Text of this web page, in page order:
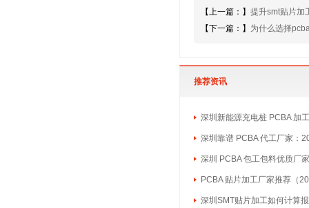
【上一篇：】 提升smt贴片加
【下一篇：】 为什么选择
推荐资讯
深圳新能源充电桩 PCBA 加
深圳靠谱 PCBA 代工厂家：
深圳 PCBA 包工包料优质厂
PCBA 贴片加工厂家推荐（
深圳SMT贴片加工如何计算